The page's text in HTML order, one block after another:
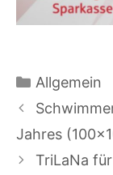
Kategorien
Allgemein
Jahres
TriLaNa